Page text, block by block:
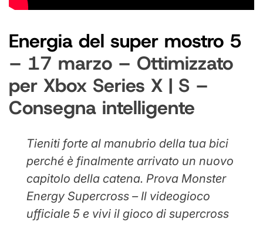
Energia del super mostro 5
– 17 marzo – Ottimizzato
per Xbox Series X | S –
Consegna intelligente
Tieniti forte al manubrio della tua bici
perché è finalmente arrivato un nuovo
capitolo della catena. Prova Monster
Energy Supercross – Il videogioco
ufficiale 5 e vivi il gioco di supercross